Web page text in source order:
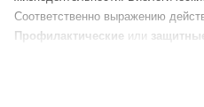
Соответственно выражению
Профилактические или